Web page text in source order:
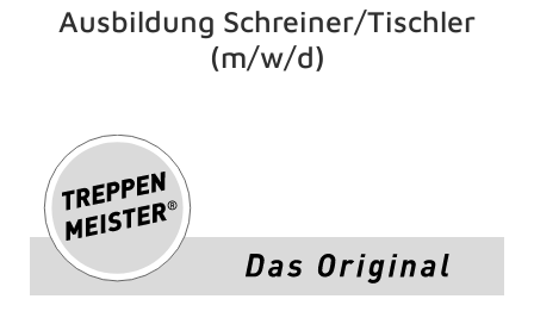
Ausbildung Schreiner/Tischler
(m/w/d)